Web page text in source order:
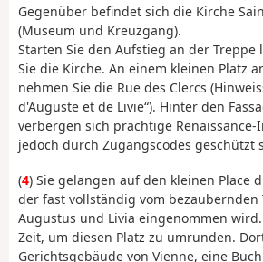
Gegenüber befindet sich die Kirche
(Museum und Kreuzgang).
Starten Sie den Aufstieg an der
Sie die Kirche. An einem kleinen Platz
nehmen Sie die Rue des Clercs
d'Auguste et de Livie“). Hinter den
verbergen sich prächtige
jedoch durch Zugangscodes geschützt
(4) Sie gelangen auf den kleinen Place
der fast vollständig vom bezaubernden
Augustus und Livia eingenommen
Zeit, um diesen Platz zu umrunden.
Gerichtsgebäude von Vienne, eine